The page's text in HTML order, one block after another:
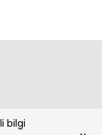
bilgi